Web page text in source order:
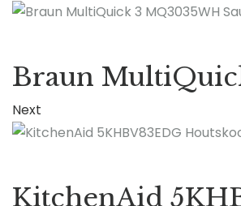
Braun
Next
KitchenAid